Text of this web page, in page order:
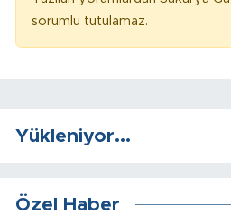
sorumlu tutulamaz.
Yükleniyor...
Özel Haber